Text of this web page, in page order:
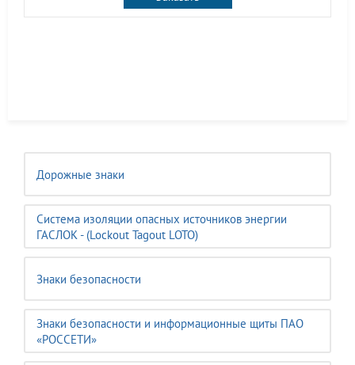
Дорожные знаки
Система изоляции опасных источников энергии
ГАСЛОК - (Lockout Tagout LOTO)
Знаки безопасности
Знаки безопасности и информационные щиты ПАО
«РОССЕТИ»